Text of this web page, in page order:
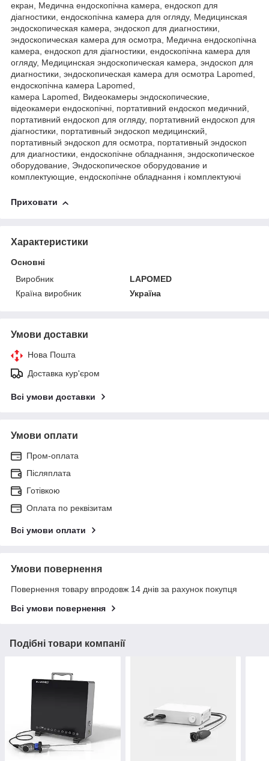
екран, Медична ендоскопічна камера, ендоскоп для
діагностики, ендоскопічна камера для огляду, Медицинская
эндоскопическая камера, эндоскоп для диагностики,
эндоскопическая камера для осмотра, Медична ендоскопічна
камера, ендоскоп для діагностики, ендоскопічна камера для
огляду, Медицинская эндоскопическая камера, эндоскоп для
диагностики, эндоскопическая камера для осмотра Lapomed,
ендоскопічна камера Lapomed,
камера Lapomed, Видеокамеры эндоскопические,
відеокамери ендоскопічні, портативний ендоскоп медичний,
портативний ендоскоп для огляду, портативний ендоскоп для
діагностики, портативный эндоскоп медицинский,
портативный эндоскоп для осмотра, портативный эндоскоп
для диагностики, ендоскопічне обладнання, эндоскопическое
оборудование, Эндоскопическое оборудование и
комплектующие, ендоскопічне обладнання і комплектуючі
Приховати
Характеристики
Основні
Виробник
LAPOMED
Країна виробник
Україна
Умови доставки
Нова Пошта
Доставка кур'єром
Всі умови доставки
Умови оплати
Пром-оплата
Післяплата
Готівкою
Оплата по реквізитам
Всі умови оплати
Умови повернення
Повернення товару впродовж 14 днів за рахунок покупця
Всі умови повернення
Подібні товари компанії